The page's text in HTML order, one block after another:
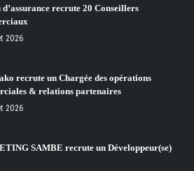
recrute 20 Conseillers
2026
recrute un Chargée des opérations
& relations partenaires
2026
SAMBE recrute un Développeur(se)